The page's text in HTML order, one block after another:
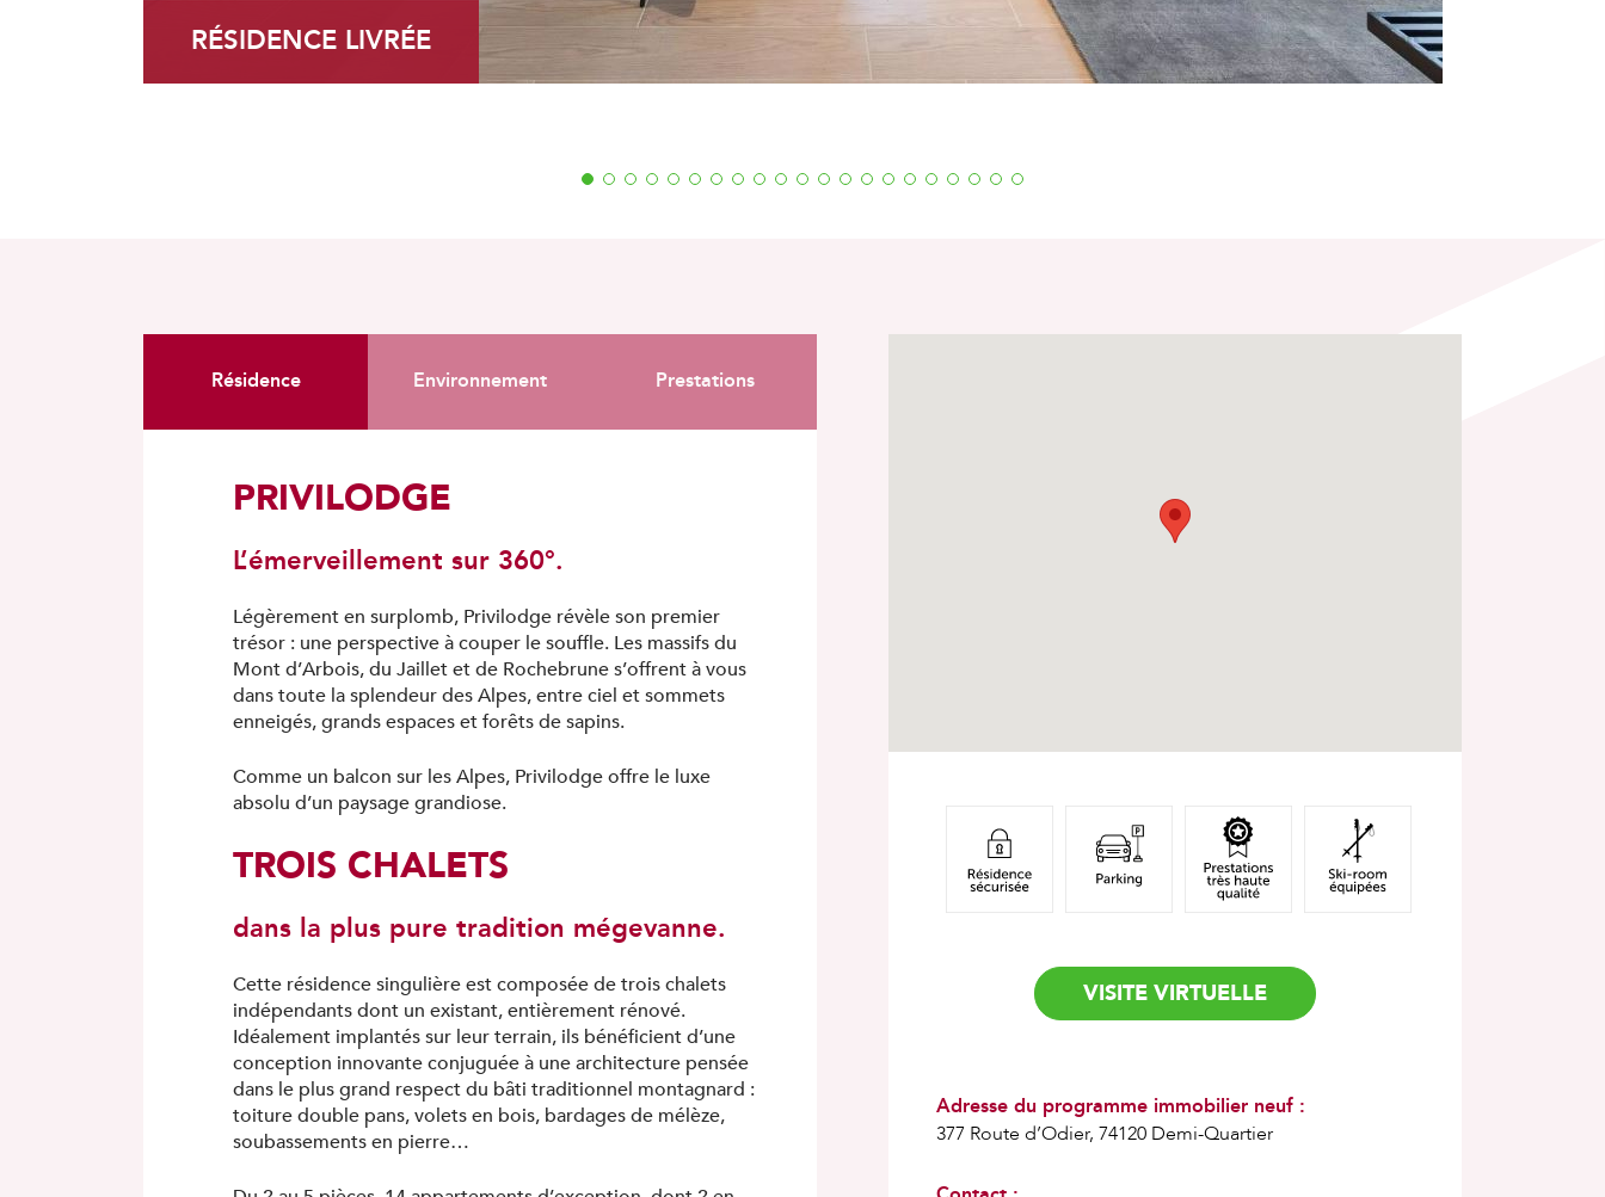
Face à l'urgence sanitaire imposée par le Covid-19, DIAGONALE se mobilise et reste en
contact avec vous en privilégiant le téléphone, les mails et autres dispositifs
Vous pouvez dès maintenant nous contacter par email à l'adresse suivante :
RÉSIDENCE LIVRÉE
1 2 3 4 5 6 7 8 9 101112131415161718192021
Résidence Environnement Prestations
PRIVILODGE
L’émerveillement sur 360°.
Légèrement en surplomb, Privilodge révèle son premier
trésor : une perspective à couper le souffle. Les massifs du
Mont d’Arbois, du Jaillet et de Rochebrune s’offrent à vous
dans toute la splendeur des Alpes, entre ciel et sommets
enneigés, grands espaces et forêts de sapins.
Comme un balcon sur les Alpes, Privilodge offre le luxe
absolu d’un paysage grandiose.
TROIS CHALETS
dans la plus pure tradition mégevanne.
Cette résidence singulière est composée de trois chalets
indépendants dont un existant, entièrement rénové.
Idéalement implantés sur leur terrain, ils bénéficient d’une
conception innovante conjuguée à une architecture pensée
dans le plus grand respect du bâti traditionnel montagnard :
toiture double pans, volets en bois, bardages de mélèze,
soubassements en pierre…
VISITE VIRTUELLE
Adresse du programme immobilier neuf :
377 Route d’Odier, 74120 Demi-Quartier